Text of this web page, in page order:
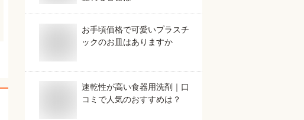
お手頃価格で可愛いプラスチ
ックのお皿はありますか
速乾性が高い食器用洗剤｜口
コミで人気のおすすめは？